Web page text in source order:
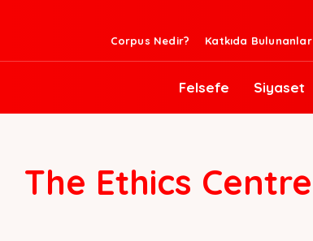
Corpus Nedir? Katkıda Bulunanlar
Felsefe Siyaset
The Ethics Centre